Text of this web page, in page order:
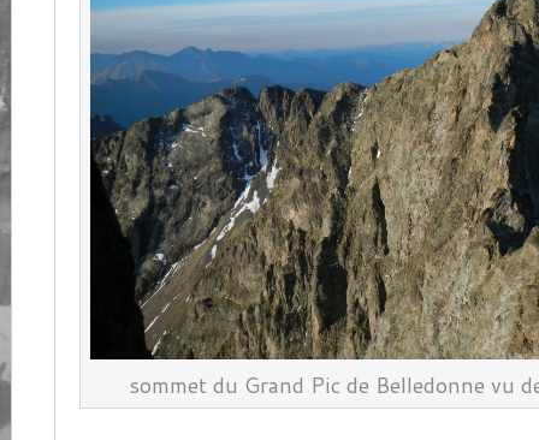
sommet du Grand Pic de Belledonne vu